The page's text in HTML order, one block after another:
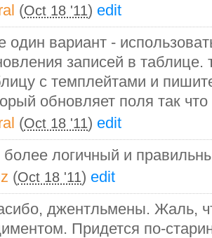
(Oct 18 '11) edit
один вариант -
записей в таблице.
с темплейтами и
обновляет поля так
(Oct 18 '11) edit
более логичный и
(Oct 18 '11) edit
джентльмены. Жаль,
Придется по-